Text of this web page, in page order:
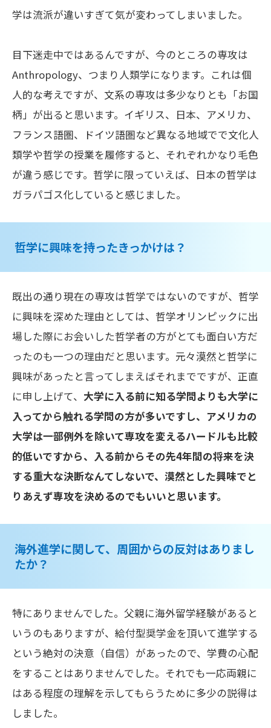
学は流派が違いすぎて気が変わってしまいました。
目下迷走中ではあるんですが、今のところの専攻は
Anthropology、つまり人類学になります。これは個
人的な考えですが、文系の専攻は多少なりとも「お国
柄」が出ると思います。イギリス、日本、アメリカ、
フランス語圏、ドイツ語圏など異なる地域でで文化人
類学や哲学の授業を履修すると、それぞれかなり毛色
が違う感じです。哲学に限っていえば、日本の哲学は
ガラパゴス化していると感じました。
哲学に興味を持ったきっかけは？
既出の通り現在の専攻は哲学ではないのですが、哲学
に興味を深めた理由としては、哲学オリンピックに出
場した際にお会いした哲学者の方がとても面白い方だ
ったのも一つの理由だと思います。 元々漠然と哲学に
興味があったと言ってしまえばそれまでですが、正直
に申し上げて、 大学に入る前に知る学問よりも大学に
入ってから触れる学問の方が多いですし、アメリカの
大学は一部例外を除いて専攻を変えるハードルも比較
的低いですから、入る前からその先4年間の将来を決
する重大な決断なんてしないで、漠然とした興味でと
りあえず専攻を決めるのでもいいと思います。
海外進学に関して、周囲からの反対はありまし
たか？
特にありませんでした。父親に海外留学経験があると
いうのもありますが、給付型奨学金を頂いて進学する
という絶対の決意（自信）があったので、学費の心配
をすることはありませんでした。それでも一応両親に
はある程度の理解を示してもらうために多少の説得は
しました。